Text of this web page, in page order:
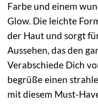
Farbe und einem
Glow. Die leichte
der Haut und sorgt
Aussehen, das den
Verabschiede Dich
begrüße einen
mit diesem Must-